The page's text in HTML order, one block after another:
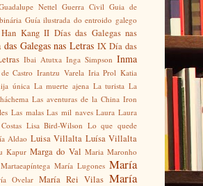
Nettel Guerra Civil Guia de
Guía ilustrada do entroido galego
Han Kang II Días das Galegas nas
Galegas nas Letras IX Día das
Ibai Atutxa Inga Simpson Inma
Castro Irantzu Varela Iria Prol Katia
única La muerte ajena La turista La
Las aventuras de la China Iron
Las malas Las mil naves Laura Laura
Lisa Bird-Wilson Lo que quede
Aldao Luisa Villalta Luísa Villalta
Kapur Marga do Val Maria Maronho
Martaeapíntega María Lugones María
Ovelar María Rei Vilas María